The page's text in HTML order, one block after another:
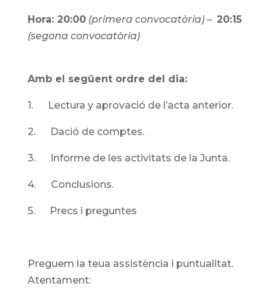
Hora: 20:00(primera convocatòria) – 20:15
(segona convocatòria)
Amb el següent ordre del dia:
1. Lectura y aprovació de l’acta anterior.
2. Dació de comptes.
3. Informe de les activitats de la Junta.
4. Conclusions.
5. Precs i preguntes
Preguem la teua assistència i puntualitat.
Atentament: